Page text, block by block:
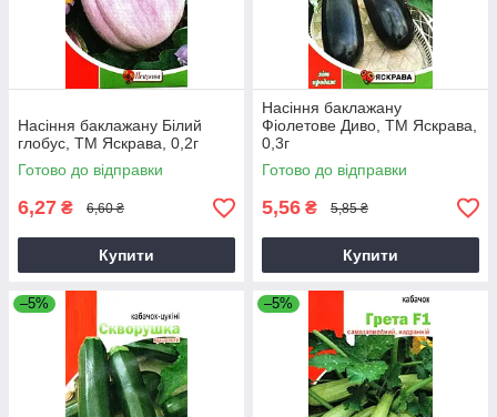
Насіння баклажану Білий
глобус, ТМ Яскрава, 0,2г
Готово до відправки
6,27 ₴ 6,60 ₴
Купити
Насіння баклажану
Фіолетове Диво, ТМ Яскрава,
0,3г
Готово до відправки
5,56 ₴ 5,85 ₴
Купити
–5% –5%